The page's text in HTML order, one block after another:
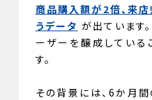
商品購入額が2倍、来
うデータ が出ています
ーザーを醸成している
す。
その背景には、6か月